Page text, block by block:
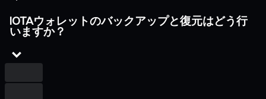
IOTAウォレットのバックアップと復元はどう行
いますか？